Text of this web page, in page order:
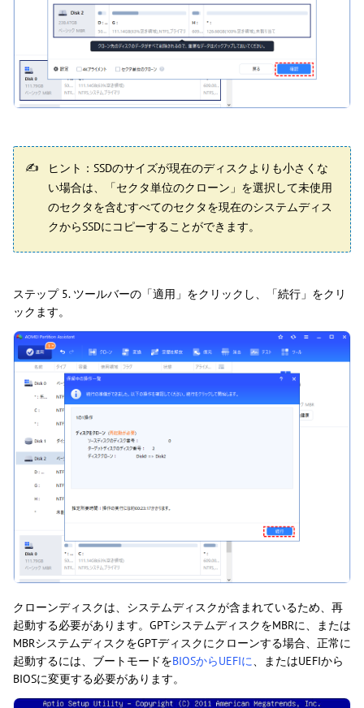
ヒント：SSDのサイズが現在のディスクよりも小さくな
い場合は、「セクタ単位のクローン」を選択して未使用
のセクタを含むすべてのセクタを現在のシステムディス
クからSSDにコピーすることができます。
ステップ 5. ツールバーの「適用」をクリックし、「続行」をクリ
ックます。
クローンディスクは、システムディスクが含まれているため、再
起動する必要があります。GPTシステムディスクをMBRに、または
MBRシステムディスクをGPTディスクにクローンする場合、正常に
起動するには、ブートモードをBIOSからUEFIに、またはUEFIから
BIOSに変更する必要があります。